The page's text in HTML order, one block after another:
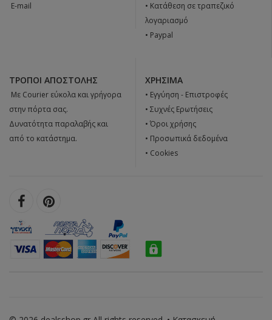
 E-mail
• Κατάθεση σε τραπεζικό
λογαριασμό
• Paypal
ΤΡΌΠΟΙ ΑΠΟΣΤΟΛΉΣ
 Με Courier εύκολα και γρήγορα
στην πόρτα σας.
Δυνατότητα παραλαβής και
από το κατάστημα.
ΧΡΉΣΙΜΑ
• Εγγύηση - Επιστροφές
• Συχνές Ερωτήσεις
• Όροι χρήσης
• Προσωπικά δεδομένα
• Cookies